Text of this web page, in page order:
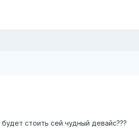
стоить сей чудный девайс???